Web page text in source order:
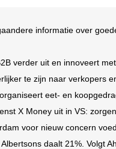
informatie over
verder uit en innoveert
te zijn naar verkopers
eet- en
X Money uit in VS:
voor nieuw concern
daalt 21%. Volgt